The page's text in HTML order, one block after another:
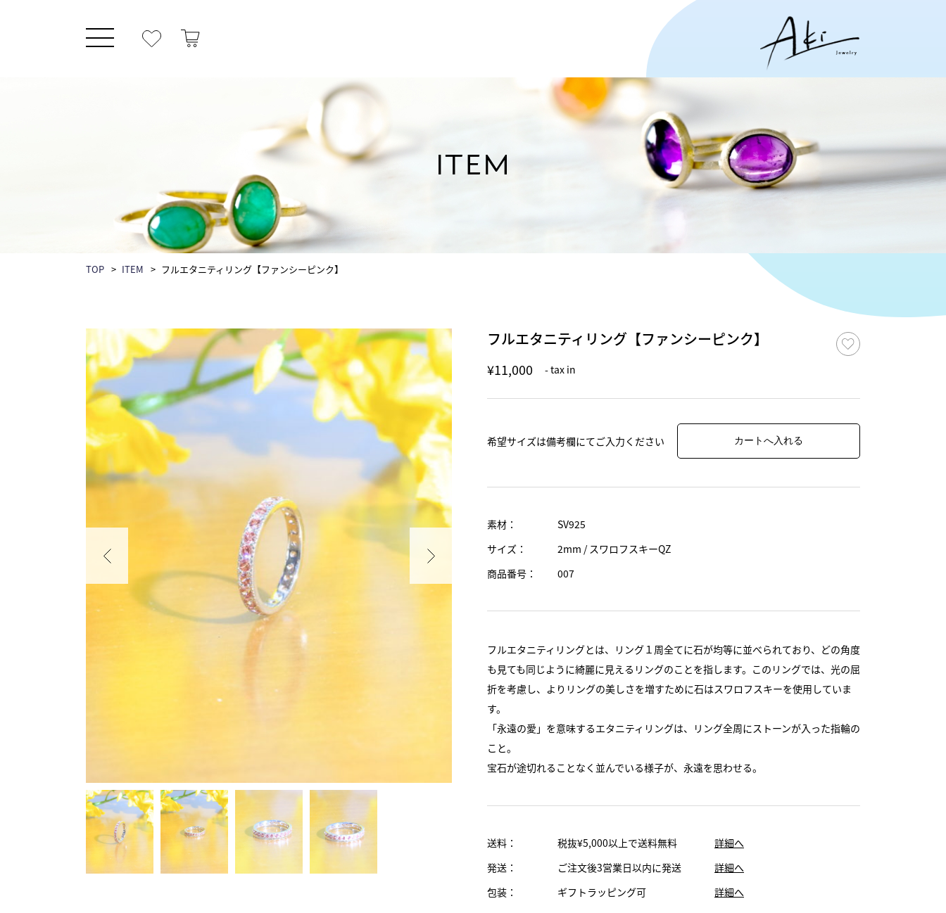
ITEM
TOP ITEM フルエタニティリング【ファンシーピンク】
フルエタニティリング【ファンシーピンク】
希望サイズは備考欄にてご入力ください
¥11,000 - tax in
素材：
SV925
サイズ：
2mm / スワロフスキーQZ
商品番号：
007
フルエタニティリングとは、リング１周全てに石が均等に並べられており、どの角度
も見ても同じように綺麗に見えるリングのことを指します。このリングでは、光の屈
折を考慮し、よりリングの美しさを増すために石はスワロフスキーを使用していま
す。
「永遠の愛」を意味するエタニティリングは、リング全周にストーンが入った指輪の
こと。
宝石が途切れることなく並んでいる様子が、永遠を思わせる。
送料： 税抜¥5,000以上で送料無料
詳細へ
発送：
ご注文後3営業日以内に発送
詳細へ
包装：
ギフトラッピング可 詳細へ